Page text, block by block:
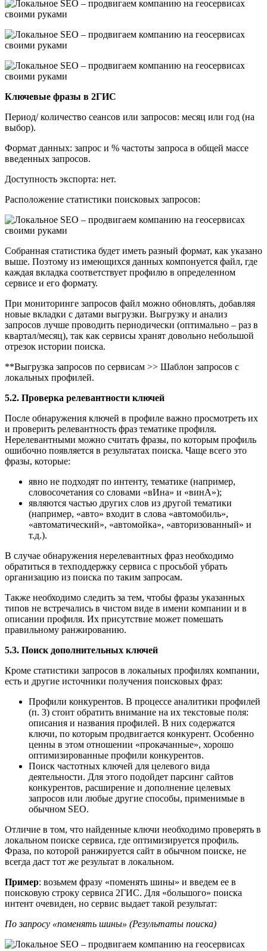
Ключевые фразы в 2ГИС
Период/ количество сеансов или запросов: месяц или год (на
выбор).
Формат данных: запрос и % частоты запроса в общей массе
введенных запросов.
Доступность экспорта: нет.
Расположение статистики поисковых запросов:
Собранная статистика будет иметь разный формат, как указано
выше. Поэтому из имеющихся данных компонуется файл, где
каждая вкладка соответствует профилю в определенном
сервисе и его формату.
При мониторинге запросов файл можно обновлять, добавляя
новые вкладки с датами выгрузки. Выгрузку и анализ
запросов лучше проводить периодически (оптимально – раз в
квартал/месяц), так как сервисы хранят довольно небольшой
отрезок истории поиска.
**Выгрузка запросов по сервисам >> Шаблон запросов с
локальных профилей.
5.2. Проверка релевантности ключей
После обнаружения ключей в профиле важно просмотреть их
и проверить релевантность фраз тематике профиля.
Нерелевантными можно считать фразы, по которым профиль
ошибочно появляется в результатах поиска. Чаще всего это
фразы, которые:
явно не подходят по интенту, тематике (например,
словосочетания со словами «вИна» и «винА»);
являются частью других слов из другой тематики
(например, «авто» входит в слова «автомобиль»,
«автоматический», «автомойка», «авторизованный» и
т.д.).
В случае обнаружения нерелевантных фраз необходимо
обратиться в техподдержку сервиса с просьбой убрать
организацию из поиска по таким запросам.
Также необходимо следить за тем, чтобы фразы указанных
типов не встречались в чистом виде в имени компании и в
описании профиля. Их присутствие может помешать
правильному ранжированию.
5.3. Поиск дополнительных ключей
Кроме статистики запросов в локальных профилях компании,
есть и другие источники получения поисковых фраз:
Профили конкурентов. В процессе аналитики профилей
(п. 3) стоит обратить внимание на их текстовые поля:
описания и названия профилей. В них содержатся
ключи, по которым продвигается конкурент. Особенно
ценны в этом отношении «прокачанные», хорошо
оптимизированные профили конкурентов.
Поиск частотных ключей для целевого вида
деятельности. Для этого подойдет парсинг сайтов
конкурентов, расширение и дополнение целевых
запросов или любые другие способы, применимые в
обычном SEO.
Отличие в том, что найденные ключи необходимо проверять в
локальном поиске сервиса, где оптимизируется профиль.
Фраза, по которой ранжируется сайт в обычном поиске, не
всегда даст тот же результат в локальном.
Пример: возьмем фразу «поменять шины» и введем ее в
поисковую строку сервиса 2ГИС. Для «большого» поиска
интент очевиден, но сервис выдает такой результат:
По запросу «поменять шины» (Результаты поиска)